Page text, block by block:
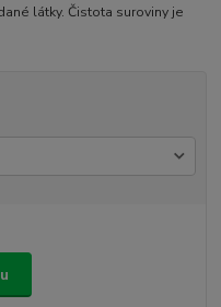
látky. Čistota suroviny je